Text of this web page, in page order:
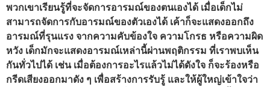
พวกเขาเรียนรู้ที่จะจัดการอารมณ์ของตนเองได้ เมื่อเด็กไม่
สามารถจัดการกับอารมณ์ของตัวเองได้ เค้าก็จะแสดงออกถึง
อารมณ์ที่รุนแรง จากความคับข้องใจ ความโกรธ หรือความผิด
หวัง เด็กมักจะแสดงอารมณ์เหล่านี้ผ่านพฤติกรรม ที่เราพบเห็น
กันทั่วไปได้ เช่น เมื่อต้องการอะไรแล้วไม่ได้ดังใจ ก็จะร้องหรือ
กรีดเสียงออกมาดัง ๆ เพื่อสร้างการรับรู้ และให้ผู้ใหญ่เข้าใจว่า